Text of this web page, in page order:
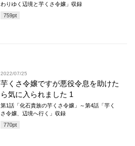
わりゆく辺境と芋くさ令嬢」収録
759pt
2022/07/25
芋くさ令嬢ですが悪役令息を助けた
ら気に入られました 1
第1話「化石貴族の芋くさ令嬢」～第4話「芋く
さ令嬢、辺境へ行く」収録
770pt